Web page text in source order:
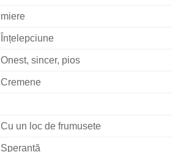
miere
Înțelepciune
Onest, sincer, pios
Cremene
Cu un loc de frumusete
Speranță